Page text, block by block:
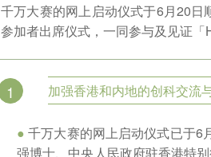
千万大赛的网上启动仪式于6月20
参加者出席仪式，一同参与及见证「
1 加强香港和内地的创科交流
● 千万大赛的网上启动仪式已于6
强博士、中央人民政府驻香港特